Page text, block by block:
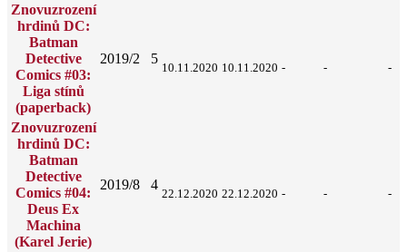
Znovuzrození
hrdinů DC:
Batman
Detective
Comics #03:
Liga stínů
(paperback)
2019/2 5
10.11.2020 10.11.2020 - - -
Znovuzrození
hrdinů DC:
Batman
Detective
Comics #04:
Deus Ex
Machina
(Karel Jerie)
2019/8 4
22.12.2020 22.12.2020 - - -